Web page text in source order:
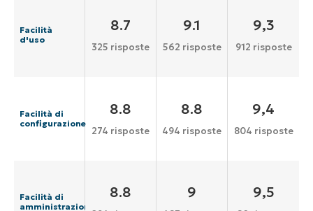
Facilità
d'uso
8.7
325 risposte
9.1
562 risposte
9,3
912 risposte
Facilità di
configurazione
8.8
274 risposte
8.8
494 risposte
9,4
804 risposte
Facilità di
amministrazione
8.8 9 9,5